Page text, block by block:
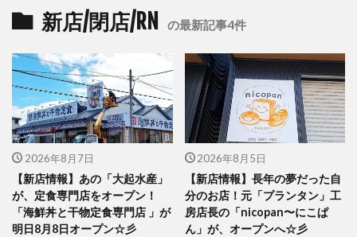
新店/閉店/RN の最新記事4件
2026年8月7日
【新店情報】あの「大起水産」
が、定食専門店をオープン！
「海鮮丼と干物定食専門店 」が
明日8月8日オープン☆彡
2026年8月5日
【新店情報】長年の夢だった自
分のお店！元「プランタン」工
房店長の「nicopan〜にこぱ
ん」が、オープンへ☆彡